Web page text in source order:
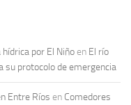
por El Niño en El río
su protocolo de emergencia
Entre Ríos en Comedores